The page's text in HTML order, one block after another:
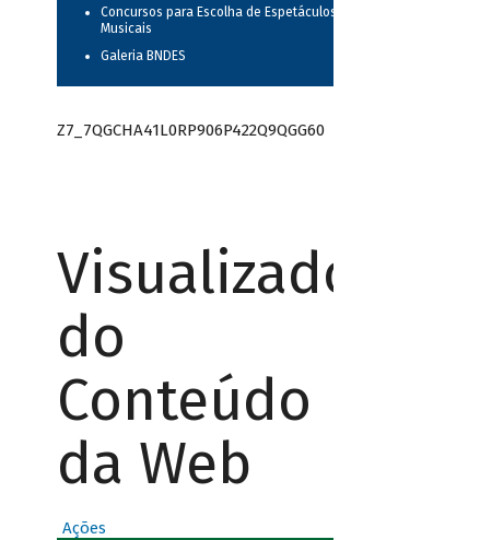
Concursos para Escolha de Espetáculos
Musicais
Galeria BNDES
Z7_7QGCHA41L0RP906P422Q9QGG60
Visualizador
do
Conteúdo
da Web
Ações